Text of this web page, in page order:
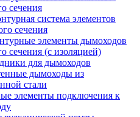
сечения
система элементов
сечения
элементы дымоходов
сечения (с изоляцией)
для дымоходов
дымоходы из
стали
элементы подключения к